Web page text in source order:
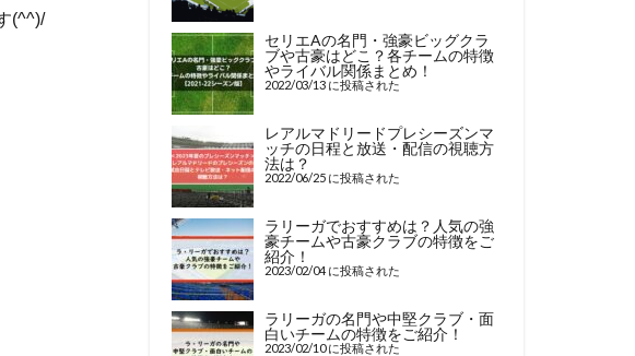
(^^)/
セリエAの名門・強豪ビッグクラ
ブや古豪はどこ？各チームの特徴
やライバル関係まとめ！
2022/03/13 に投稿された
レアルマドリードプレシーズンマ
ッチの日程と放送・配信の視聴方
法は？
2022/06/25 に投稿された
ラリーガでおすすめは？人気の強
豪チームや古豪クラブの特徴をご
紹介！
2023/02/04 に投稿された
ラリーガの名門や中堅クラブ・面
白いチームの特徴をご紹介！
2023/02/10 に投稿された